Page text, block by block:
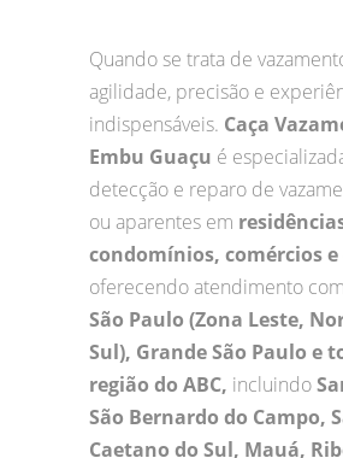
Quando se trata de
agilidade, precisão e
indispensáveis. Caça
Embu Guaçu é
detecção e reparo de
ou aparentes em
condomínios, comércios e
oferecendo atendimento
São Paulo (Zona Leste,
Sul), Grande São Paulo e
região do ABC, incluindo
São Bernardo do Campo,
Caetano do Sul, Mauá,